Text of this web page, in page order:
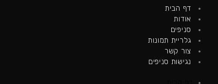
דף הבית
אודות
סניפים
גלריית תמונות
צור קשר
נגישות סניפים